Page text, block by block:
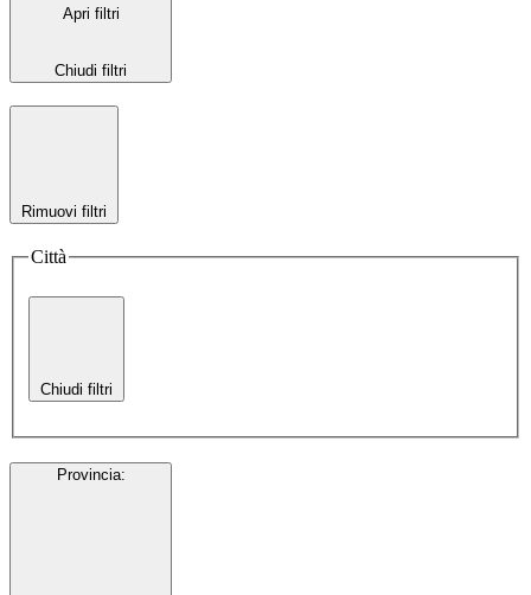
Apri filtri
Chiudi filtri
Rimuovi filtri
Città
Chiudi filtri
Provincia: